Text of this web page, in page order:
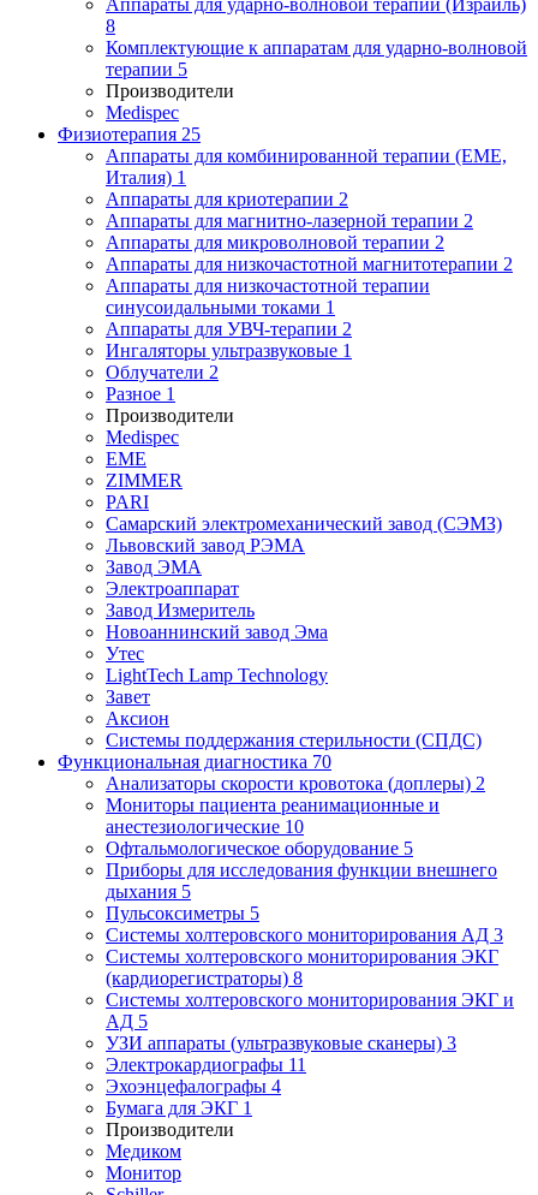
8
Комплектующие к аппаратам для ударно-волновой
терапии 5
Производители
Medispec
Физиотерапия 25
Аппараты для комбинированной терапии (EME,
Италия) 1
Аппараты для криотерапии 2
Аппараты для магнитно-лазерной терапии 2
Аппараты для микроволновой терапии 2
Аппараты для низкочастотной магнитотерапии 2
Аппараты для низкочастотной терапии
синусоидальными токами 1
Аппараты для УВЧ-терапии 2
Ингаляторы ультразвуковые 1
Облучатели 2
Разное 1
Производители
Medispec
EME
ZIMMER
PARI
Самарский электромеханический завод (СЭМЗ)
Львовский завод РЭМА
Завод ЭМА
Электроаппарат
Завод Измеритель
Новоаннинский завод Эма
Утес
LightTech Lamp Technology
Завет
Аксион
Системы поддержания стерильности (СПДС)
Функциональная диагностика 70
Анализаторы скорости кровотока (доплеры) 2
Мониторы пациента реанимационные и
анестезиологические 10
Офтальмологическое оборудование 5
Приборы для исследования функции внешнего
дыхания 5
Пульсоксиметры 5
Системы холтеровского мониторирования АД 3
Системы холтеровского мониторирования ЭКГ
(кардиорегистраторы) 8
Системы холтеровского мониторирования ЭКГ и
АД 5
УЗИ аппараты (ультразвуковые сканеры) 3
Электрокардиографы 11
Эхоэнцефалографы 4
Бумага для ЭКГ 1
Производители
Медиком
Монитор